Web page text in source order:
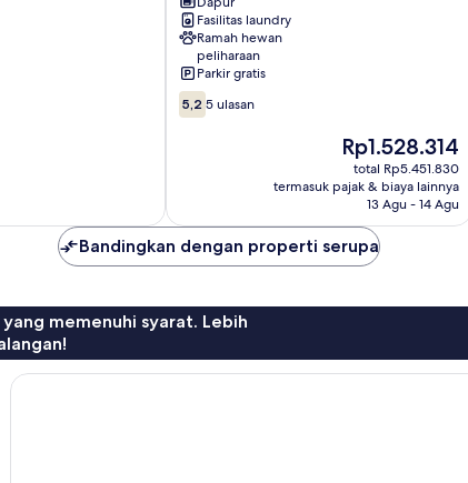
Fasilitas laundry
Ramah hewan
peliharaan
Parkir gratis
5.2
dari
5,2 5 ulasan
Harga
sekarang
Rp1.528.314
Rp1.528.314
total Rp5.451.830
termasuk pajak & biaya lainnya
13 Agu - 14 Agu
Bandingkan dengan properti serupa
memenuhi syarat. Lebih